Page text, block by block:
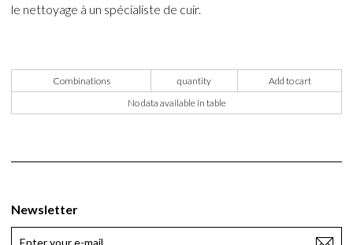
le nettoyage à un spécialiste de cuir.
Combinations quantity
Add to cart
No data available in table
Newsletter